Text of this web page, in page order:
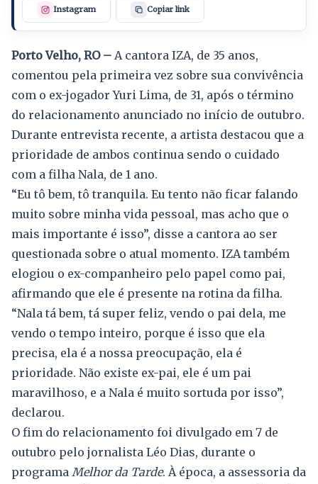
Instagram Copiar link
Porto Velho, RO – A cantora IZA, de 35 anos,
comentou pela primeira vez sobre sua convivência
com o ex-jogador Yuri Lima, de 31, após o término
do relacionamento anunciado no início de outubro.
Durante entrevista recente, a artista destacou que a
prioridade de ambos continua sendo o cuidado
com a filha Nala, de 1 ano.
“Eu tô bem, tô tranquila. Eu tento não ficar falando
muito sobre minha vida pessoal, mas acho que o
mais importante é isso”, disse a cantora ao ser
questionada sobre o atual momento. IZA também
elogiou o ex-companheiro pelo papel como pai,
afirmando que ele é presente na rotina da filha.
“Nala tá bem, tá super feliz, vendo o pai dela, me
vendo o tempo inteiro, porque é isso que ela
precisa, ela é a nossa preocupação, ela é
prioridade. Não existe ex-pai, ele é um pai
maravilhoso, e a Nala é muito sortuda por isso”,
declarou.
O fim do relacionamento foi divulgado em 7 de
outubro pelo jornalista Léo Dias, durante o
programa Melhor da Tarde. À época, a assessoria da